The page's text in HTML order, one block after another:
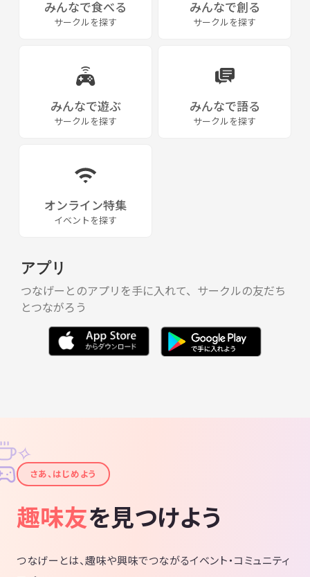
みんなで食べる
サークルを探す
みんなで創る
サークルを探す
みんなで遊ぶ
サークルを探す
みんなで語る
サークルを探す
オンライン特集
イベントを探す
アプリ
つなげーとのアプリを手に入れて、サークルの友だち
とつながろう
✦
✧
さあ、はじめよう
趣味友を見つけよう
つなげーとは、趣味や興味でつながるイベント・コミュニティ